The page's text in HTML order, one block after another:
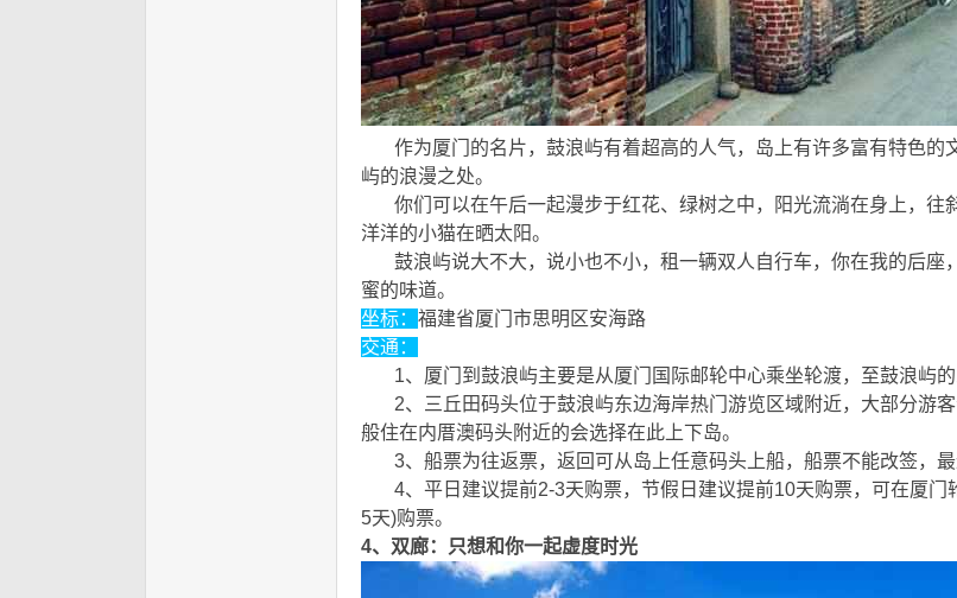
作为厦门的名片，鼓浪屿有着超高的人气，岛上有许多富有特色的
屿的浪漫之处。
你们可以在午后一起漫步于红花、绿树之中，阳光流淌在身上，往
洋洋的小猫在晒太阳。
鼓浪屿说大不大，说小也不小，租一辆双人自行车，你在我的后座
蜜的味道。
坐标： 福建省厦门市思明区安海路
交通：
1、厦门到鼓浪屿主要是从厦门国际邮轮中心乘坐轮渡，至鼓浪屿的
2、三丘田码头位于鼓浪屿东边海岸热门游览区域附近，大部分游
般住在内厝澳码头附近的会选择在此上下岛。
3、船票为往返票，返回可从岛上任意码头上船，船票不能改签，最
4、平日建议提前2-3天购票，节假日建议提前10天购票，可在厦门
5天)购票。
4、双廊：只想和你一起虚度时光